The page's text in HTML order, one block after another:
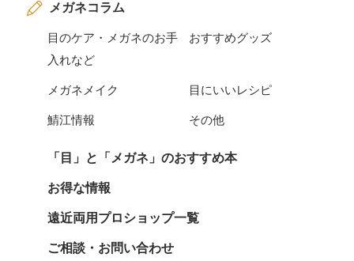
メガネコラム
目のケア・メガネのお手
入れなど
おすすめグッズ
メガネメイク 目にいいレシピ
鯖江情報 その他
「目」と「メガネ」のおすすめ本
お得な情報
遠近両用プロショップ一覧
ご相談・お問い合わせ